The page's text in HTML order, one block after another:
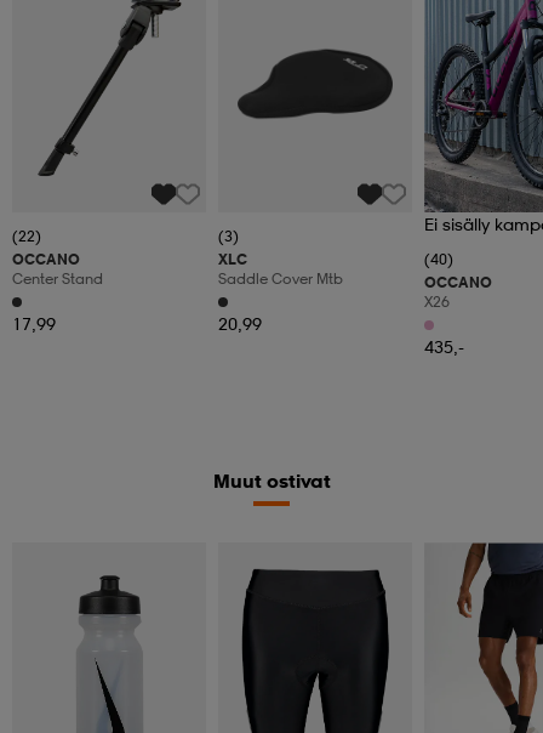
(22)
OCCANO
Center Stand
17,99
(3)
XLC
Saddle Cover Mtb
20,99
Ei sisälly
(40)
OCCANO
X26
435,-
Muut ostivat